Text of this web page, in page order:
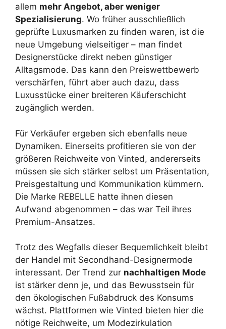
allem mehr Angebot, aber weniger
Spezialisierung. Wo früher ausschließlich
geprüfte Luxusmarken zu finden waren, ist die
neue Umgebung vielseitiger – man findet
Designerstücke direkt neben günstiger
Alltagsmode. Das kann den Preiswettbewerb
verschärfen, führt aber auch dazu, dass
Luxusstücke einer breiteren Käuferschicht
zugänglich werden.
Für Verkäufer ergeben sich ebenfalls neue
Dynamiken. Einerseits profitieren sie von der
größeren Reichweite von Vinted, andererseits
müssen sie sich stärker selbst um Präsentation,
Preisgestaltung und Kommunikation kümmern.
Die Marke REBELLE hatte ihnen diesen
Aufwand abgenommen – das war Teil ihres
Premium-Ansatzes.
Trotz des Wegfalls dieser Bequemlichkeit bleibt
der Handel mit Secondhand-Designermode
interessant. Der Trend zur nachhaltigen Mode
ist stärker denn je, und das Bewusstsein für
den ökologischen Fußabdruck des Konsums
wächst. Plattformen wie Vinted bieten hier die
nötige Reichweite, um Modezirkulation